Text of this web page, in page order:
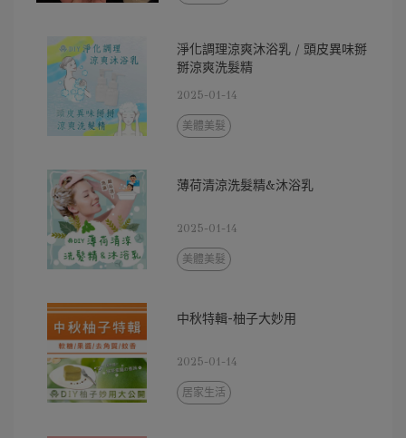
淨化調理涼爽沐浴乳 / 頭皮異味掰
掰涼爽洗髮精
2025-01-14
美體美髮
薄荷清涼洗髮精&沐浴乳
2025-01-14
美體美髮
中秋特輯-柚子大妙用
2025-01-14
居家生活